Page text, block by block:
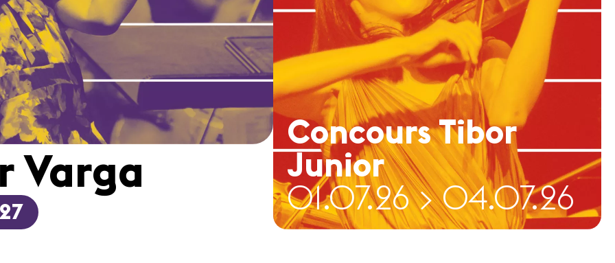
Varga
Concours Tibor
Junior
01.07.26 > 04.07.26